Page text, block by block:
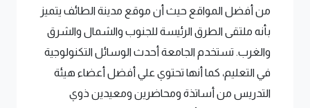
من أفضل المواقع حيث أن موقع مدينة الطائف يتميز
بأنه ملتقى الطرق الرئيسة للجنوب والشمال والشرق
والغرب. تستخدم الجامعة أحدث الوسائل التكنولوجية
في التعليم، كما أنها تحتوي علي أفضل أعضاء هيئة
التدريس من أساتذة ومحاضرين ومعيدين ذوي